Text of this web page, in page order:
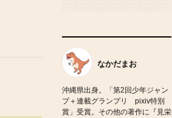
なかだまお
沖縄県出身。「第2回少年ジャン
プ＋連載グランプリ pixiv特別
賞」受賞。その他の著作に『見栄